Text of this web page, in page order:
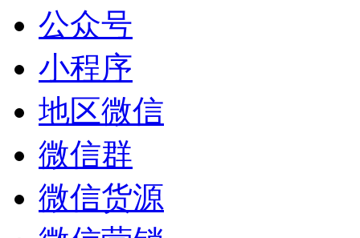
公众号
小程序
地区微信
微信群
微信货源